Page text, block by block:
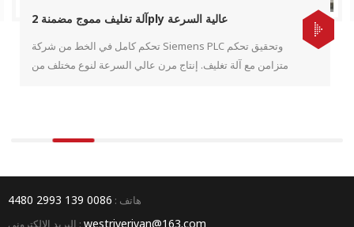
آلة تغليف مموج مضمنة 2ply عالية السرعة
تحكم كامل في الخط من شركة Siemens PLC وتحقيق تحكم
متزامن مع آلة تغليف. إنتاج مرن عالي السرعة لنوع مختلف من
هاتف : 0086 139 2993 4480
البريد الإلكتروني : westriverivan@163.com